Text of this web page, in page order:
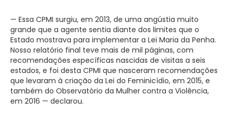
— Essa CPMI surgiu, em 2013, de uma angústia muito
grande que a agente sentia diante dos limites que o
Estado mostrava para implementar a Lei Maria da Penha.
Nosso relatório final teve mais de mil páginas, com
recomendações específicas nascidas de visitas a seis
estados, e foi desta CPMI que nasceram recomendações
que levaram à criação da Lei do Feminicídio, em 2015, e
também do Observatório da Mulher contra a Violência,
em 2016 — declarou.